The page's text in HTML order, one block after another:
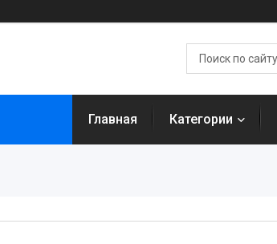
Главная Категории